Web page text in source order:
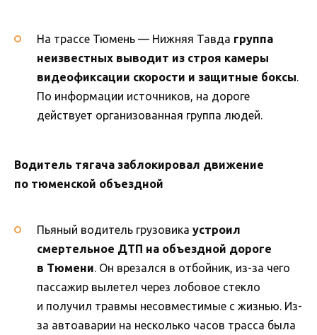
На трассе Тюмень — Нижняя Тавда группа
неизвестных выводит из строя камеры
видеофиксации скорости и защитные боксы.
По информации источников, на дороге
действует организованная группа людей.
Водитель тягача заблокировал движение
по тюменской объездной
Пьяный водитель грузовика устроил
смертельное ДТП на объездной дороге
в Тюмени. Он врезался в отбойник, из-за чего
пассажир вылетел через лобовое стекло
и получил травмы несовместимые с жизнью. Из-
за автоаварии на несколько часов трасса была